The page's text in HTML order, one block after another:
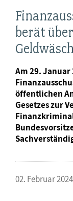
berät
Am 29.
öffentlichen
Gesetzes zur
02. Februar 2024